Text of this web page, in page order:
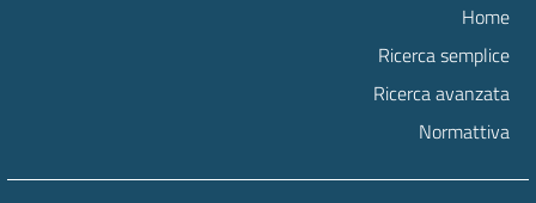
Home
Ricerca semplice
Ricerca avanzata
Normattiva